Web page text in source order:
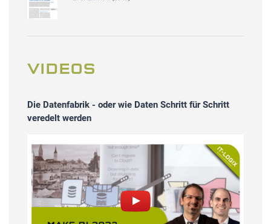
VIDEOS
Die Datenfabrik - oder wie Daten Schritt für Schritt
veredelt werden